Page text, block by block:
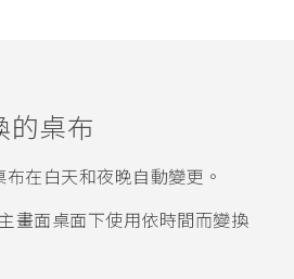
的桌布
在白天和夜晚自動變更。
主畫面桌面下使用依時間而變換